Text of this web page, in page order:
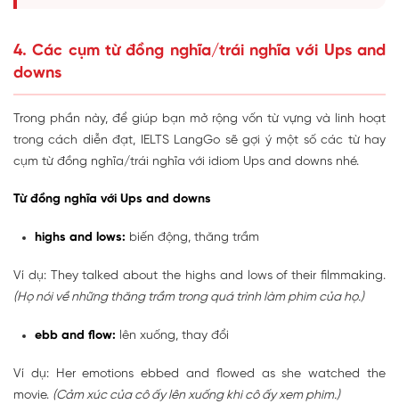
4. Các cụm từ đồng nghĩa/trái nghĩa với Ups and
downs
Trong phần này, để giúp bạn mở rộng vốn từ vựng và linh hoạt
trong cách diễn đạt, IELTS LangGo sẽ gợi ý một số các từ hay
cụm từ đồng nghĩa/trái nghĩa với idiom Ups and downs nhé.
Từ đồng nghĩa với Ups and downs
highs and lows: biến động, thăng trầm
Ví dụ: They talked about the highs and lows of their filmmaking.
(Họ nói về những thăng trầm trong quá trình làm phim của họ.)
ebb and flow: lên xuống, thay đổi
Ví dụ: Her emotions ebbed and flowed as she watched the
movie. (Cảm xúc của cô ấy lên xuống khi cô ấy xem phim.)